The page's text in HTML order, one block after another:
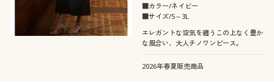
■カラー/ネイビー
■サイズ/S～3L
エレガントな空気を纏うこの上なく豊か
な風合い、大人チノワンピース。
2026年春夏販売商品